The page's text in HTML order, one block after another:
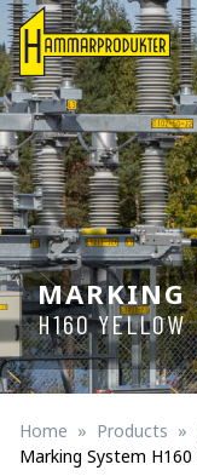
MARKING
H160 YELLOW
Home Products
Marking System